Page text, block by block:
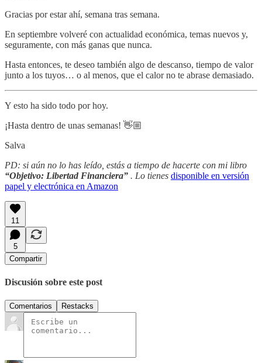
Gracias por estar ahí, semana tras semana.
En septiembre volveré con actualidad económica, temas nuevos y,
seguramente, con más ganas que nunca.
Hasta entonces, te deseo también algo de descanso, tiempo de valor
junto a los tuyos… o al menos, que el calor no te abrase demasiado.
Y esto ha sido todo por hoy.
¡Hasta dentro de unas semanas! 👋🏼
Salva
PD: si aún no lo has leído, estás a tiempo de hacerte con mi libro
“Objetivo: Libertad Financiera” . Lo tienes disponible en versión
papel y electrónica en Amazon
11
5
Compartir
Discusión sobre este post
Comentarios Restacks